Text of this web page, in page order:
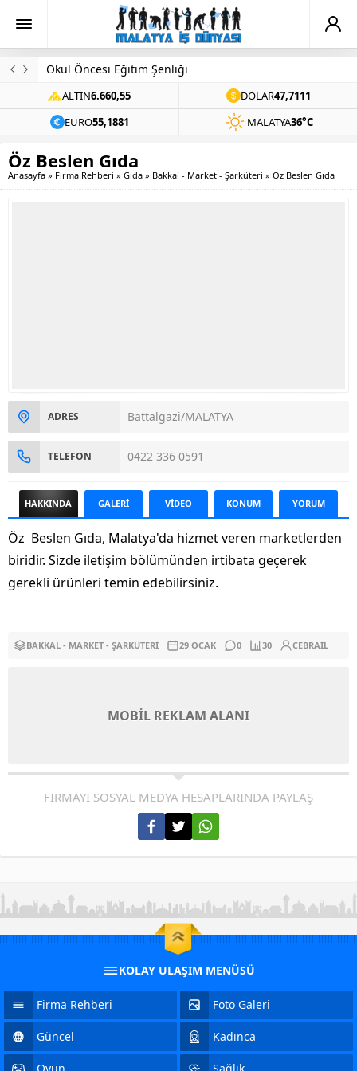
Evinde Ölü Bulundu
ALTIN6.660,55 DOLAR47,7111
EURO55,1881 MALATYA36°C
Öz Beslen Gıda
Anasayfa » Firma Rehberi » Gıda » Bakkal - Market - Şarküteri » Öz Beslen Gıda
ADRES Battalgazi/MALATYA
TELEFON 0422 336 0591
HAKKINDA GALERİ VİDEO KONUM YORUM
Öz Beslen Gıda, Malatya'da hizmet veren marketlerden
biridir. Sizde iletişim bölümünden irtibata geçerek
gerekli ürünleri temin edebilirsiniz.
BAKKAL - MARKET - ŞARKÜTERI 29 OCAK 0 30 CEBRAIL
MOBİL REKLAM ALANI
FİRMAYI SOSYAL MEDYA HESAPLARINDA PAYLAŞ
KOLAY ULAŞIM MENÜSÜ
Firma Rehberi Foto Galeri
Güncel Kadınca